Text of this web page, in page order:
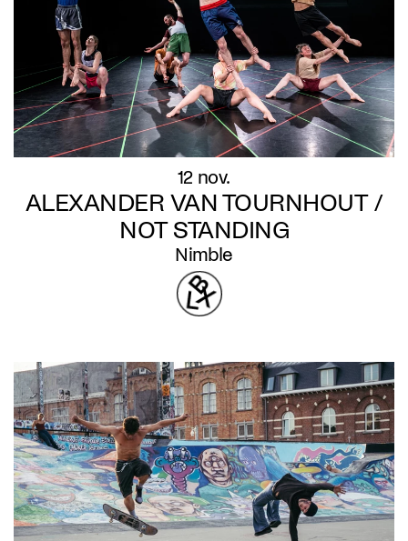
12 nov.
ALEXANDER VAN TOURNHOUT /
NOT STANDING
Nimble